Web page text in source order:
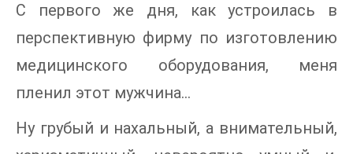
С первого же дня, как устроилась в
перспективную фирму по изготовлению
медицинского оборудования, меня
пленил этот мужчина…
Ну грубый и нахальный, а внимательный,